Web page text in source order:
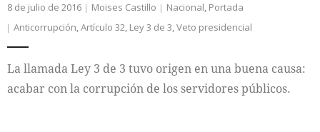
8 de julio de 2016 Moises Castillo Nacional, Portada
Anticorrupción,Artículo 32, Ley 3 de 3,Veto presidencial
La llamada Ley 3 de 3 tuvo origen en una buena causa:
acabar con la corrupción de los servidores públicos.